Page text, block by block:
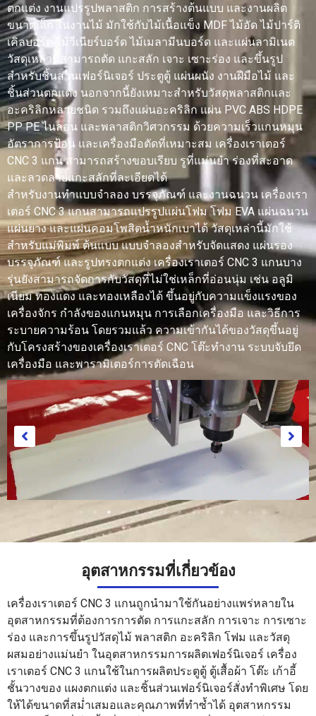
ตกแต่ง งานแปรรูปพลาสติก การสร้างต้นแบบ และงานผลิต
ขนาดเล็ก ในงานไม้ มักใช้กับไม้เนื้อแข็ง MDF ไม้อัด ไม้ปาร์ติ
เคิลบอร์ด ไม้วีเนียร์บอร์ด ไม้เมลามีนบอร์ด และแผ่นลามิเนต
วัสดุเหล่านี้สามารถตัด แกะสลัก เจาะ เซาะร่อง และขึ้นรูป
สำหรับชิ้นส่วนเฟอร์นิเจอร์ ประตูตู้ แผ่นผนัง งานฝีมือไม้ และ
ชิ้นส่วนตกแต่ง นอกจากนี้ยังเหมาะสำหรับวัสดุพลาสติกและ
อะคริลิกหลายชนิด รวมถึงแผ่นอะคริลิก แผ่น PVC ABS HDPE
PP PE ไนลอน และพลาสติกวิศวกรรม ด้วยความเร็วแกนหมุน
อัตราการป้อน และเครื่องมือตัดที่เหมาะสม เครื่องเราเตอร์
CNC 3 แกน สามารถสร้างขอบเรียบ รูที่แม่นยำ ร่องที่สะอาด
และลวดลายแกะสลักที่ละเอียดได้
สำหรับงานทำแบบจำลอง บรรจุภัณฑ์ และงานฉนวน เครื่องเรา
เตอร์ CNC 3 แกนสามารถแปรรูปแผ่นโฟม โฟม EVA แผ่นฉนวน
แผ่นยาง และแผ่นคอมโพสิตน้ำหนักเบาได้ วัสดุเหล่านี้มักใช้
สำหรับแม่พิมพ์ ต้นแบบ แบบจำลองสำหรับจัดแสดง แผ่นรอง
บรรจุภัณฑ์ และรูปทรงตกแต่ง เครื่องเราเตอร์ CNC 3 แกนบาง
รุ่นยังสามารถจัดการกับวัสดุที่ไม่ใช่เหล็กที่อ่อนนุ่ม เช่น อลูมิ
เนียม ทองแดง และทองเหลืองได้ ขึ้นอยู่กับความแข็งแรงของ
เครื่องจักร กำลังของแกนหมุน การเลือกเครื่องมือ และวิธีการ
ระบายความร้อน โดยรวมแล้ว ความเข้ากันได้ของวัสดุขึ้นอยู่
กับโครงสร้างของเครื่องเราเตอร์ CNC โต๊ะทำงาน ระบบจับยึด
เครื่องมือ และพารามิเตอร์การตัดเฉือน
กระดาษ
อุตสาหกรรมที่เกี่ยวข้อง
เครื่องเราเตอร์ CNC 3 แกนถูกนำมาใช้กันอย่างแพร่หลายใน
อุตสาหกรรมที่ต้องการการตัด การแกะสลัก การเจาะ การเซาะ
ร่อง และการขึ้นรูปวัสดุไม้ พลาสติก อะคริลิก โฟม และวัสดุ
ผสมอย่างแม่นยำ ในอุตสาหกรรมการผลิตเฟอร์นิเจอร์ เครื่อง
เราเตอร์ CNC 3 แกนใช้ในการผลิตประตูตู้ ตู้เสื้อผ้า โต๊ะ เก้าอี้
ชั้นวางของ แผงตกแต่ง และชิ้นส่วนเฟอร์นิเจอร์สั่งทำพิเศษ โดย
ให้ได้ขนาดที่สม่ำเสมอและคุณภาพที่ทำซ้ำได้ อุตสาหกรรม